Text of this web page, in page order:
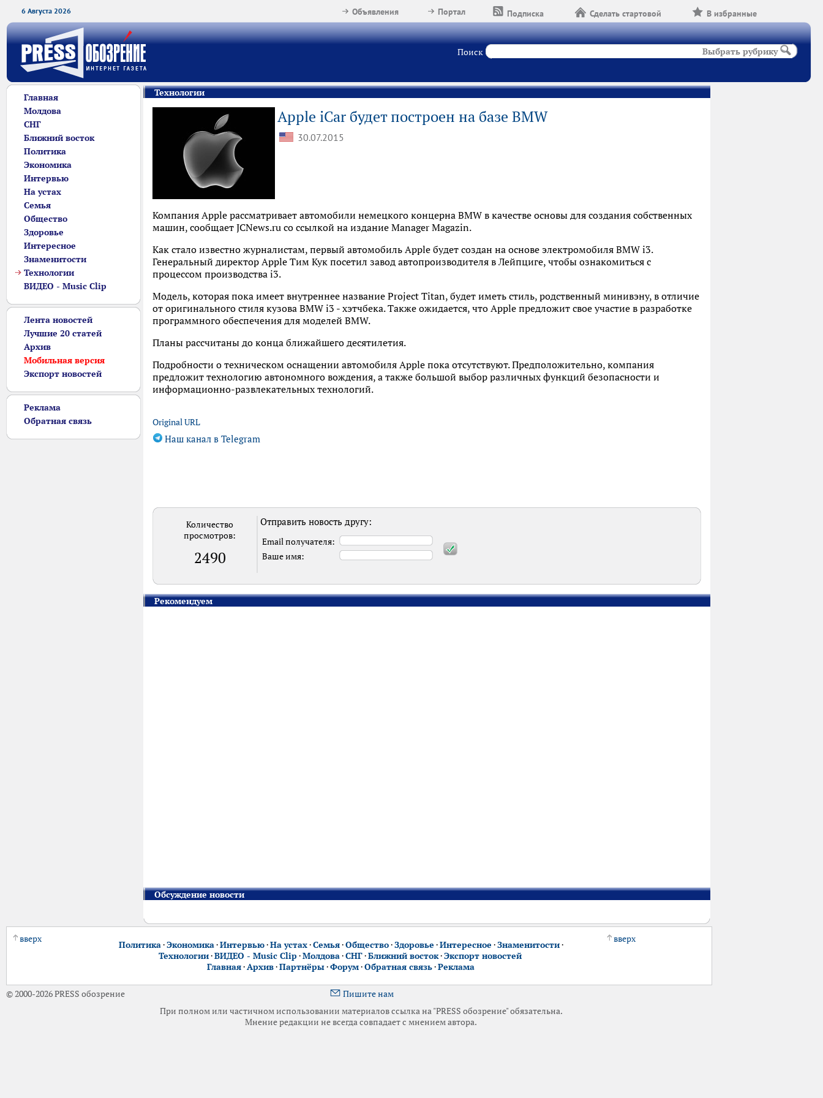
6 Августа 2026 В избранные
Сделать стартовой
Подписка
Портал
Объявления
Поиск Выбрать рубрику
Главная
Молдова
СНГ
Ближний восток
Политика
Экономика
Интервью
На устах
Семья
Общество
Здоровье
Интересное
Знаменитости
Технологии
ВИДЕО - Music Clip
Лента новостей
Лучшие 20 статей
Архив
Мобильная версия
Экспорт новостей
Реклама
Обратная связь
Технологии
Apple iCar будет построен на базе BMW
30.07.2015
Компания Apple рассматривает автомобили немецкого концерна BMW в качестве основы для создания собственных
машин, сообщает JCNews.ru со ссылкой на издание Manager Magazin.
Как стало известно журналистам, первый автомобиль Apple будет создан на основе электромобиля BMW i3.
Генеральный директор Apple Тим Кук посетил завод автопроизводителя в Лейпциге, чтобы ознакомиться с
процессом производства i3.
Модель, которая пока имеет внутреннее название Project Titan, будет иметь стиль, родственный минивэну, в отличие
от оригинального стиля кузова BMW i3 - хэтчбека. Также ожидается, что Apple предложит свое участие в разработке
программного обеспечения для моделей BMW.
Планы рассчитаны до конца ближайшего десятилетия.
Подробности о техническом оснащении автомобиля Apple пока отсутствуют. Предположительно, компания
предложит технологию автономного вождения, а также большой выбор различных функций безопасности и
информационно-развлекательных технологий.
Original URL
Наш канал в Telegram
Количество
просмотров:
2490
Отправить новость другу:
Email получателя:
Ваше имя:
Рекомендуем
Обсуждение новости
вверх
Политика·Экономика·Интервью·На устах·Семья·Общество·Здоровье ·Интересное ·Знаменитости·
Технологии·ВИДЕО - Music Clip ·Молдова·СНГ·Ближний восток·Экспорт новостей
Главная·Архив·Партнёры·Форум·Обратная связь·Реклама
вверх
© 2000-2026 PRESS обозрение
Пишите нам
При полном или частичном использовании материалов ссылка на "PRESS обозрение" обязательна.
Мнение редакции не всегда совпадает с мнением автора.